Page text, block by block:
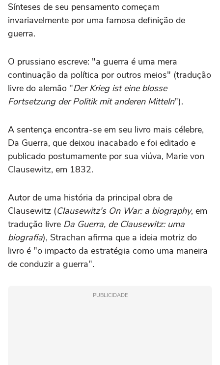
Sínteses de seu pensamento começam
invariavelmente por uma famosa definição de
guerra.
O prussiano escreve: "a guerra é uma mera
continuação da política por outros meios" (tradução
livre do alemão "Der Krieg ist eine blosse
Fortsetzung der Politik mit anderen Mitteln").
A sentença encontra-se em seu livro mais célebre,
Da Guerra, que deixou inacabado e foi editado e
publicado postumamente por sua viúva, Marie von
Clausewitz, em 1832.
Autor de uma história da principal obra de
Clausewitz (Clausewitz's On War: a biography, em
tradução livre Da Guerra, de Clausewitz: uma
biografia), Strachan afirma que a ideia motriz do
livro é "o impacto da estratégia como uma maneira
de conduzir a guerra".
PUBLICIDADE